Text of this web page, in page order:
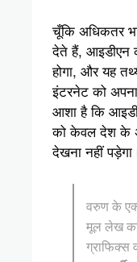
चूँकि अधिकतर
देते हैं, आइडीएन
होगा, और यह
इंटरनेट को
आशा है कि
को केवल देश के
देखना नहीं
वरुण के
मूल लेख
ग्राफिक्स